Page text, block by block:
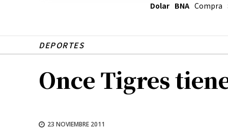
Dolar BNACompra
DEPORTES
Once Tigres
23 NOVIEMBRE 2011